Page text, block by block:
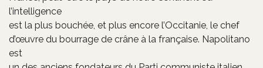
l’intelligence
est la plus bouchée, et plus encore l’Occitanie, le chef
d’œuvre du bourrage de crâne à la française. Napolitano
est